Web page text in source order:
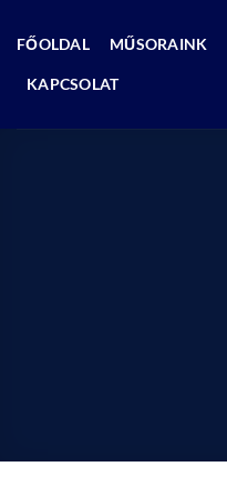
FŐOLDAL MŰSORAINK
KAPCSOLAT